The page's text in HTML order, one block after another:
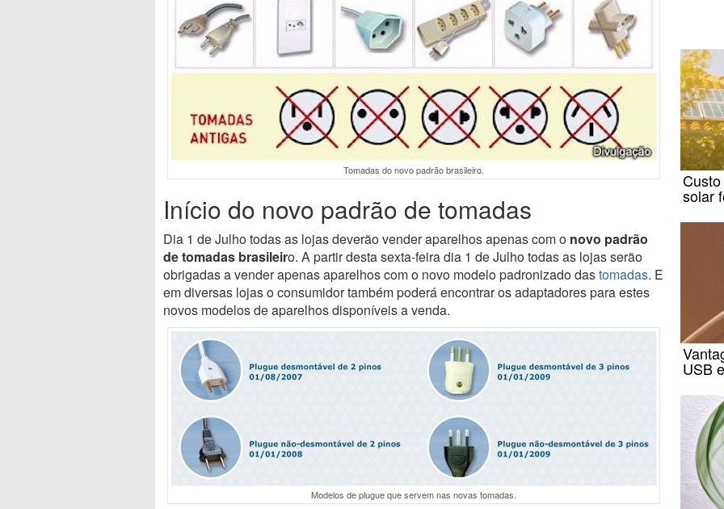
Tomadas do novo padrão brasileiro.
Início do novo padrão de tomadas
Dia 1 de Julho todas as lojas deverão vender aparelhos apenas com o novo padrão
de tomadas brasileiro. A partir desta sexta-feira dia 1 de Julho todas as lojas serão
obrigadas a vender apenas aparelhos com o novo modelo padronizado dastomadas. E
em diversas lojas o consumidor também poderá encontrar os adaptadores para estes
novos modelos de aparelhos disponíveis a venda.
Modelos de plugue que servem nas novas tomadas.
solar
USB